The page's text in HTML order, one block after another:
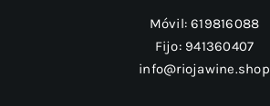
Móvil:619816088
Fijo: 941360407
info@riojawine.shop